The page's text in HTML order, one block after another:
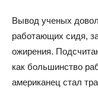
Вывод ученых
работающих сидя,
ожирения.
как большинство
американец стал